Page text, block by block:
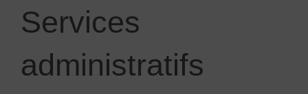
Services
administratifs